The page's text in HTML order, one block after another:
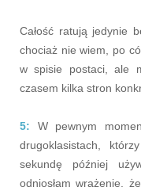
Całość ratują jedynie
chociaż nie wiem, po
w spisie postaci, ale
czasem kilka stron
5: W pewnym
drugoklasistach,
sekundę później
odniosłam wrażenie,